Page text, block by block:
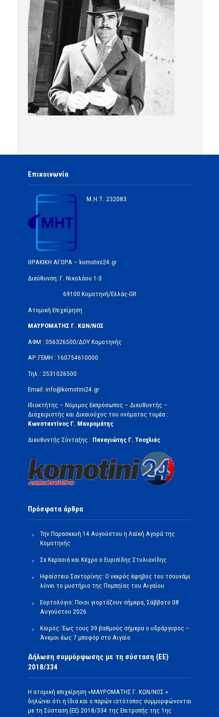
Επικοινωνία
Μ.Η.Τ. 232083
ΘΡΑΚΙΚΗ ΑΓΟΡΑ – komotini24.gr
Διεύθυνση: Γ. Νικολάου 1-3
69100 Κομοτηνή/Ελλάς-GR
Ατομική Επιχείρηση
ΜΑΥΡΟΜΑΤΗΣ Γ. ΚΩΝ/ΝΟΣ
ΑΦΜ : 056326500/ΔOΥ Κομοτηνής
ΑΡ.ΓΕΜΗ : 160754610000
Τηλ.: 2531026500
Email: info@komotini24.gr
Ιδιοκτήτης – Νόμιμος Εκπρόσωπος – Διευθυντής –
Διαχειριστής και Δικαιούχος του ονόματος τομέα :
Κωνσταντίνος Γ. Μαυρομάτης
Διευθυντής Σύνταξης : Παναγιώτης Γ. Τσοχλιάς
Πρόσφατα άρθρα
Την Παρασκευή 14 Αυγούστου η Λαϊκή Αγορά της
Κομοτηνής
Σε Κερασιά και Κέχρο ο Ευριπίδης Στυλιανίδης
Ηφαίστειο Σαντορίνης: Ο νεκρός έφηβος του τσουνάμι
λύνει το μυστήριο της Πομπηίας του Αιγαίου
Εορτολόγιο: Ποιοι γιορτάζουν σήμερα, Σάββατο 08
Αυγούστου 2026
Καιρός: Έως τους 39 βαθμούς σήμερα ο υδράργυρος –
Άνεμοι έως 7 μποφόρ στο Αιγαίο
Δήλωση συμμόρφωσης με τη σύσταση (ΕΕ)
2018/334
Η ατομική επιχείρηση «ΜΑΥΡΟΜΑΤΗΣ Γ. ΚΩΝ/ΝΟΣ »
δηλώνει ότι η ίδια και ο παρών ιστότοπος συμμορφώνονται
με τη Σύσταση (ΕΕ) 2018/334 της Επιτροπής της 1ης